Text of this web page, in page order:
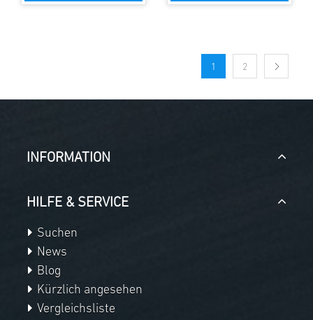
1 2
INFORMATION
HILFE & SERVICE
Suchen
News
Blog
Kürzlich angesehen
Vergleichsliste